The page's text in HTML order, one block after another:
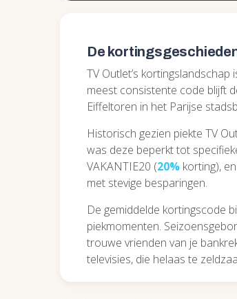
De
TV Outlet’s
meest consistente code blijft
Eiffeltoren in het Parijse
Historisch gezien piekte TV
was deze beperkt tot
VAKANTIE20 (20% korting),
met stevige besparingen.
De gemiddelde kortingscode
piekmomenten.
trouwe vrienden van je
televisies, die helaas te